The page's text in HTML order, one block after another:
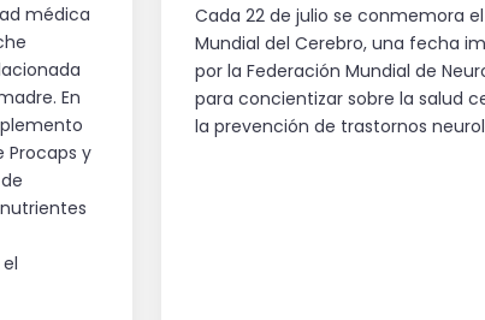
médica
En
Procaps y
Cada 22 de julio se conmemora
Mundial del Cerebro, una fecha
por la Federación Mundial de
para concientizar sobre la salud
la prevención de trastornos